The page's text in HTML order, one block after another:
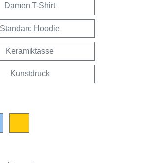
Damen T-Shirt
Standard Hoodie
Keramiktasse
Kunstdruck